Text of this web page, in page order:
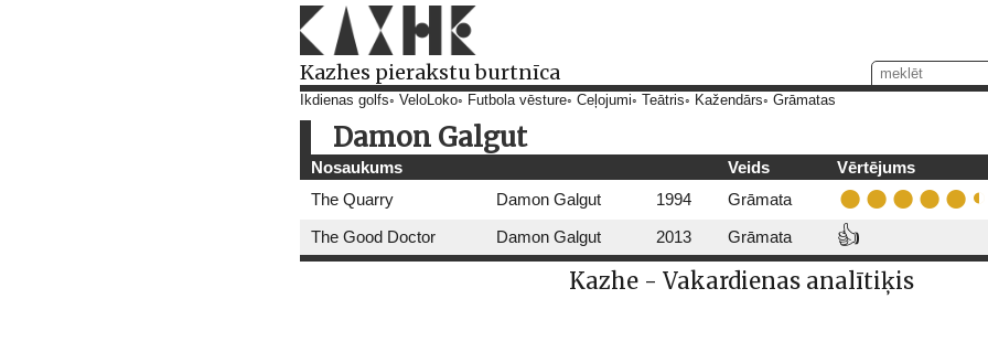
Kazhes pierakstu burtnīca
Ikdienas golfs VeloLoko Futbola vēsture Ceļojumi Teātris Kažendārs Grāmatas
Damon Galgut
Nosaukums Veids
Vērtējums
The Quarry
Damon Galgut 1994
Grāmata
The Good Doctor
Damon Galgut 2013 Grāmata
👍
Kazhe - Vakardienas analītiķis